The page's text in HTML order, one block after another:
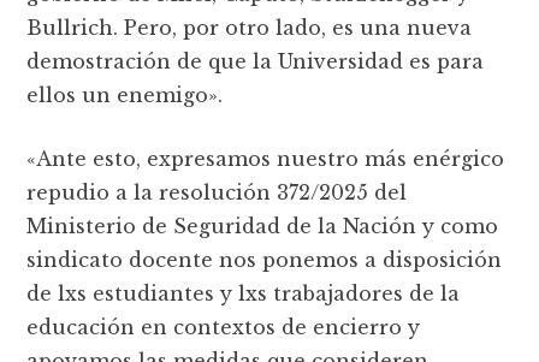
Bullrich. Pero, por otro lado, es una nueva
demostración de que la Universidad es para
ellos un enemigo».
«Ante esto, expresamos nuestro más enérgico
repudio a la resolución 372/2025 del
Ministerio de Seguridad de la Nación y como
sindicato docente nos ponemos a disposición
de lxs estudiantes y lxs trabajadores de la
educación en contextos de encierro y